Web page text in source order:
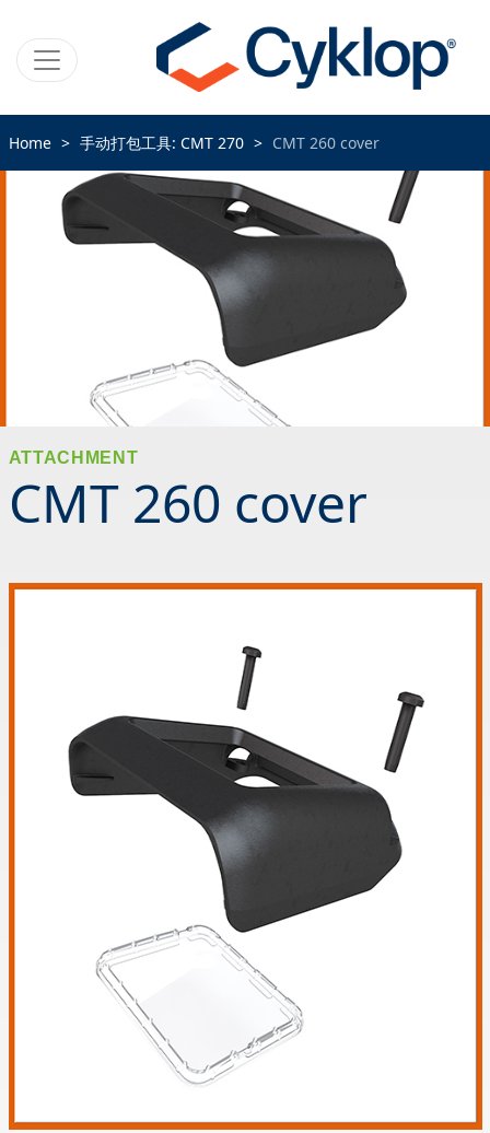
Home 手动打包工具: CMT 270 CMT 260 cover
ATTACHMENT
CMT 260 cover